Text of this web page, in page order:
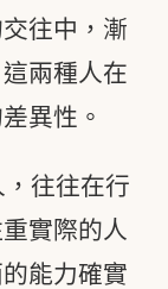
往中，漸
兩種人在
異性。
，往往在行
實際的人
能力確實